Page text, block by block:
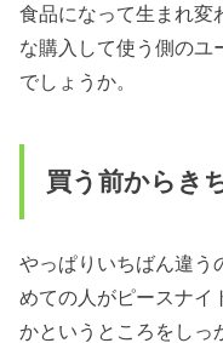
食品になって生まれ変
な購入して使う側のユ
でしょうか。
買う前からき
やっぱりいちばん違う
めての人がピースナイ
かというところをしっ